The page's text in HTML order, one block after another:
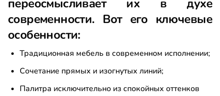
переосмысливает их в духе
современности. Вот его ключевые
особенности:
Традиционная мебель в современном исполнении;
Сочетание прямых и изогнутых линий;
Палитра исключительно из спокойных оттенков